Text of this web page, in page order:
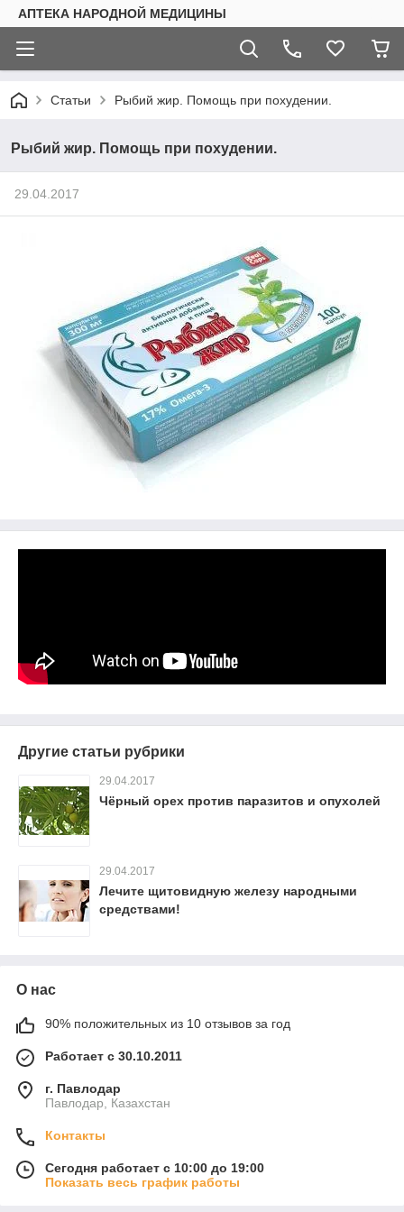
АПТЕКА НАРОДНОЙ МЕДИЦИНЫ
Статьи Рыбий жир. Помощь при похудении.
Рыбий жир. Помощь при похудении.
29.04.2017
Другие статьи рубрики
29.04.2017
Чёрный орех против паразитов и опухолей
29.04.2017
Лечите щитовидную железу народными
средствами!
О нас
90% положительных из 10 отзывов за год
Работает с 30.10.2011
г. Павлодар
Павлодар, Казахстан
Контакты
Сегодня работает с 10:00 до 19:00
Показать весь график работы